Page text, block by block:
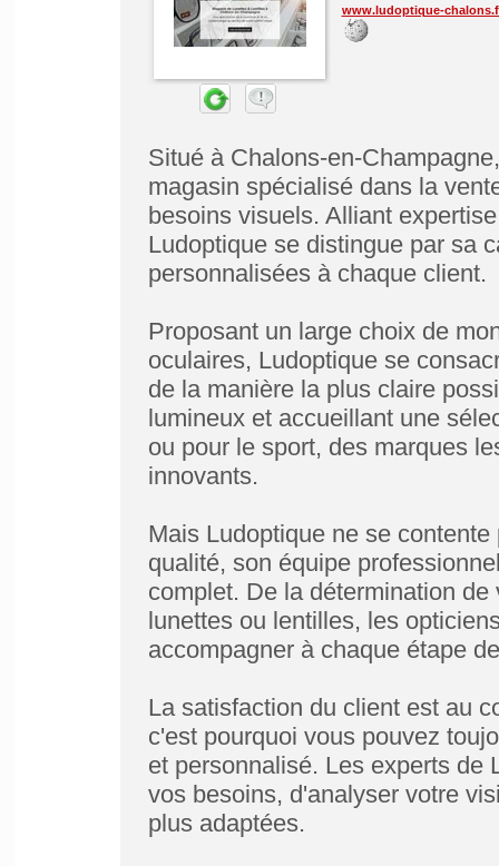
www.ludoptique-
Situé à Chalons-en-
magasin spécialisé dans la
besoins visuels. Alliant
Ludoptique se distingue par sa
personnalisées à chaque client.
Proposant un large choix de
oculaires, Ludoptique se
de la manière la plus claire
lumineux et accueillant une
ou pour le sport, des marques
innovants.
Mais Ludoptique ne se
qualité, son équipe
complet. De la détermination
lunettes ou lentilles, les
accompagner à chaque étape
La satisfaction du client est au
c'est pourquoi vous pouvez
et personnalisé. Les experts de
vos besoins, d'analyser votre
plus adaptées.